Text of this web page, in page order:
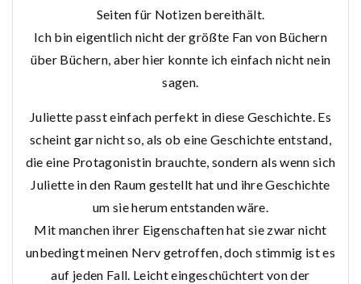
Seiten für Notizen bereithält.
Ich bin eigentlich nicht der größte Fan von Büchern
über Büchern, aber hier konnte ich einfach nicht nein
sagen.
Juliette passt einfach perfekt in diese Geschichte. Es
scheint gar nicht so, als ob eine Geschichte entstand,
die eine Protagonistin brauchte, sondern als wenn sich
Juliette in den Raum gestellt hat und ihre Geschichte
um sie herum entstanden wäre.
Mit manchen ihrer Eigenschaften hat sie zwar nicht
unbedingt meinen Nerv getroffen, doch stimmig ist es
auf jeden Fall. Leicht eingeschüchtert von der